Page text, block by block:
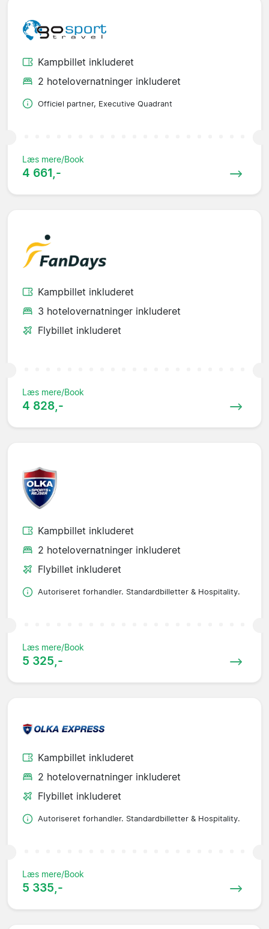
Kampbillet inkluderet
2 hotelovernatninger inkluderet
Officiel partner, Executive Quadrant
Læs mere/Book
4 661,-
Kampbillet inkluderet
3 hotelovernatninger inkluderet
Flybillet inkluderet
Læs mere/Book
4 828,-
Kampbillet inkluderet
2 hotelovernatninger inkluderet
Flybillet inkluderet
Autoriseret forhandler. Standardbilletter & Hospitality.
Læs mere/Book
5 325,-
Kampbillet inkluderet
2 hotelovernatninger inkluderet
Flybillet inkluderet
Autoriseret forhandler. Standardbilletter & Hospitality.
Læs mere/Book
5 335,-